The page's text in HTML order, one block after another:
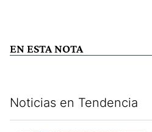
EN ESTA NOTA
Noticias en Tendencia